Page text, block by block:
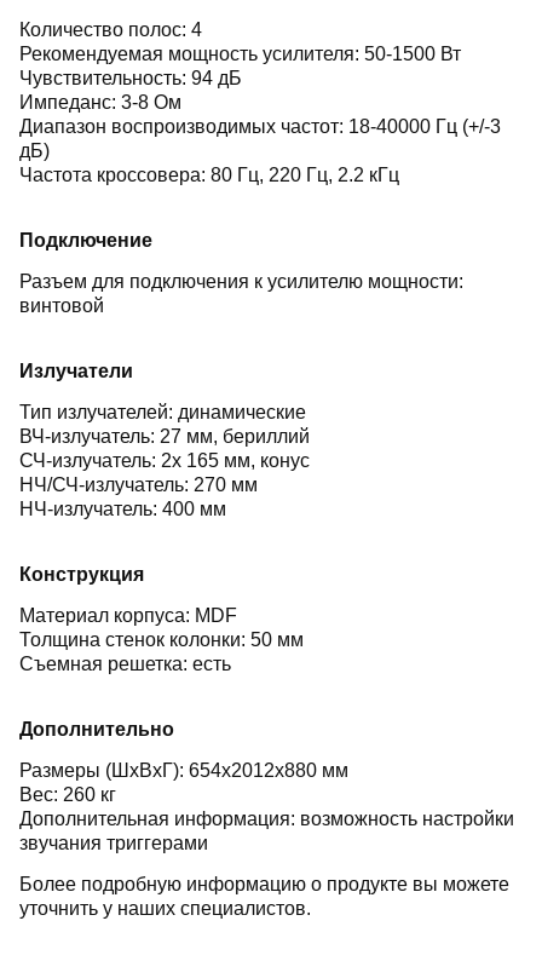
Количество полос: 4
Рекомендуемая мощность усилителя: 50-1500 Вт
Чувствительность: 94 дБ
Импеданс: 3-8 Ом
Диапазон воспроизводимых частот: 18-40000 Гц (+/-3
дБ)
Частота кроссовера: 80 Гц, 220 Гц, 2.2 кГц
Подключение
Разъем для подключения к усилителю мощности:
винтовой
Излучатели
Тип излучателей: динамические
ВЧ-излучатель: 27 мм, бериллий
СЧ-излучатель: 2х 165 мм, конус
НЧ/СЧ-излучатель: 270 мм
НЧ-излучатель: 400 мм
Конструкция
Материал корпуса: MDF
Толщина стенок колонки: 50 мм
Съемная решетка: есть
Дополнительно
Размеры (ШхВхГ): 654x2012x880 мм
Вес: 260 кг
Дополнительная информация: возможность настройки
звучания триггерами
Более подробную информацию о продукте вы можете
уточнить у наших специалистов.